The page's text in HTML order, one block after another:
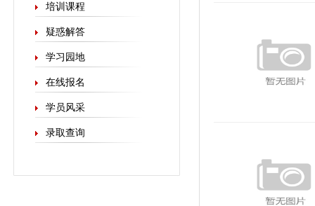
培训课程
疑惑解答
学习园地
在线报名
学员风采
录取查询